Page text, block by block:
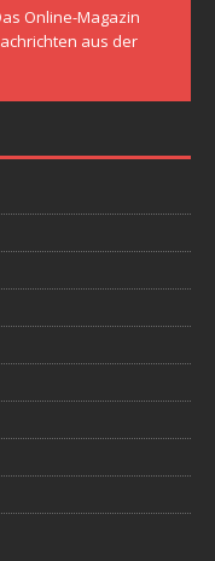
Online-Magazin
aus der